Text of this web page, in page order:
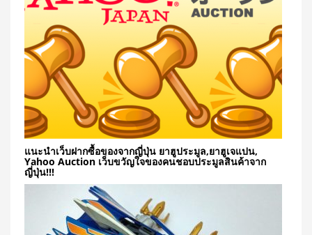
แนะนำเว็บฝากซื้อของจากญี่ปุ่น ยาฮูประมูล,ยาฮูเจแปน,
Yahoo Auction เว็บขวัญใจของคนชอบประมูลสินค้าจาก
ญี่ปุ่น!!!